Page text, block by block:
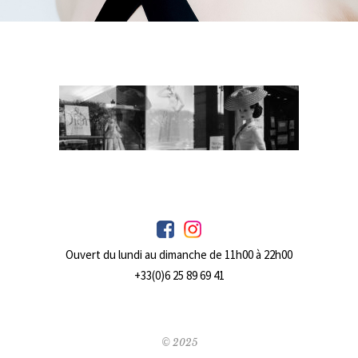
Ouvert du lundi au dimanche de 11h00 à 22h00
+33(0)6 25 89 69 41
© 2025